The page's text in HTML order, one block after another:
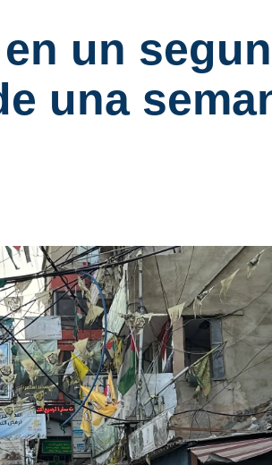
un
una